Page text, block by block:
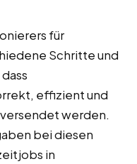
für
Schritte und
effizient und
werden.
bei diesen
in